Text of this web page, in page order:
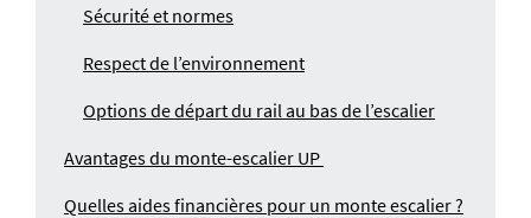
Sécurité et normes
Respect de l’environnement
Options de départ du rail au bas de l’escalier
Avantages du monte-escalier UP
Quelles aides financières pour un monte escalier ?